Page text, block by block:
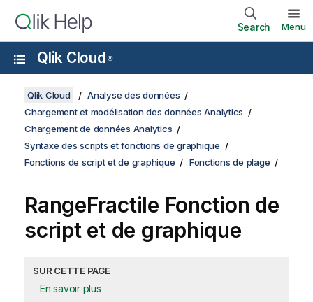
Search Menu
Qlik Cloud ®
Qlik Cloud
Analyse des données
Chargement et modélisation des données Analytics
Chargement de données Analytics
Syntaxe des scripts et fonctions de graphique
Fonctions de script et de graphique
Fonctions de plage
RangeFractile Fonction de
script et de graphique
SUR CETTE PAGE
En savoir plus